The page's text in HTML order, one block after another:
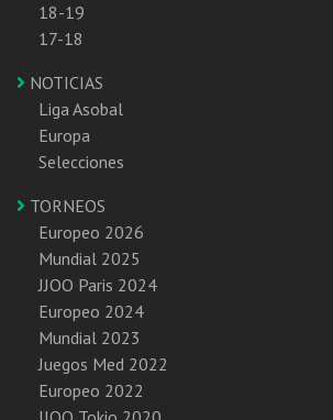
18-19
17-18
NOTICIAS
Liga Asobal
Europa
Selecciones
TORNEOS
Europeo 2026
Mundial 2025
JJOO Paris 2024
Europeo 2024
Mundial 2023
Juegos Med 2022
Europeo 2022